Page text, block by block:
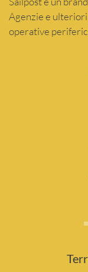
Agenzie e
operative